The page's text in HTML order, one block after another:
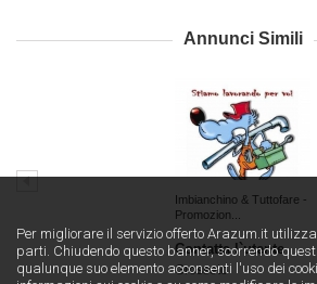
Annunci Simili
Imbianchino & Tuttofare -
Promozion...
Contatta l`utente
Grosseto
Per migliorare il servizio offerto Arazum.it
parti. Chiudendo questo banner, scorrendo
qualunque suo elemento acconsenti l′uso dei